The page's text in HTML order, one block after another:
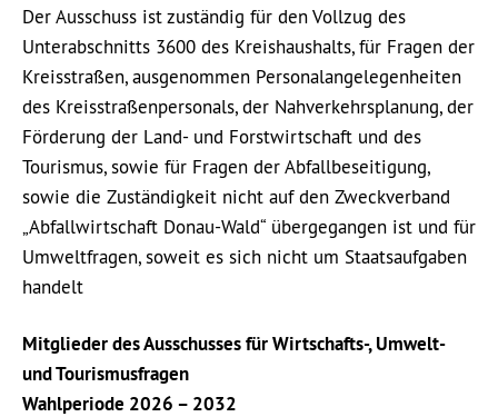
Der Ausschuss ist zuständig für den Vollzug des
Unterabschnitts 3600 des Kreishaushalts, für Fragen der
Kreisstraßen, ausgenommen Personalangelegenheiten
des Kreisstraßenpersonals, der Nahverkehrsplanung, der
Förderung der Land- und Forstwirtschaft und des
Tourismus, sowie für Fragen der Abfallbeseitigung,
sowie die Zuständigkeit nicht auf den Zweckverband
„Abfallwirtschaft Donau-Wald“ übergegangen ist und für
Umweltfragen, soweit es sich nicht um Staatsaufgaben
handelt
Mitglieder des Ausschusses für Wirtschafts-, Umwelt-
und Tourismusfragen
Wahlperiode 2026 – 2032